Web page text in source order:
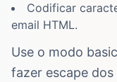
Codificar
email HTML.
Use o modo
fazer escape